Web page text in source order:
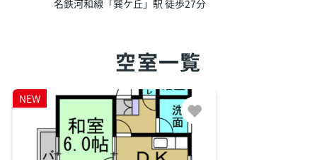
名鉄河和線 「巽ケ丘 」駅 徒歩27分
空室一覧
NEW